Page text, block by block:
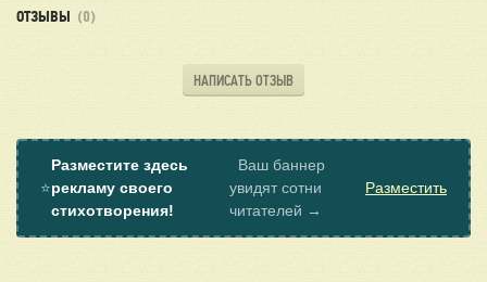
ОТЗЫВЫ (0)
НАПИСАТЬ ОТЗЫВ
⭐
Разместите здесь
рекламу своего
стихотворения!
Ваш баннер
увидят сотни
читателей →
Разместить